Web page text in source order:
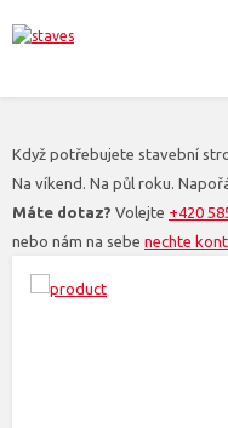
Když potřebujete stavební
Na víkend. Na půl roku.
Máte dotaz? Volejte +420
nebo nám na sebe nechte